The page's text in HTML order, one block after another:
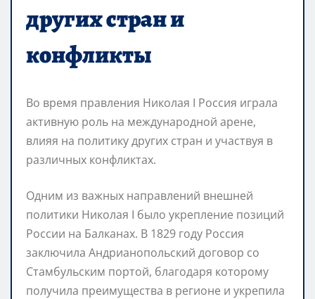
других стран и
конфликты
Во время правления Николая I Россия играла
активную роль на международной арене,
влияя на политику других стран и участвуя в
различных конфликтах.
Одним из важных направлений внешней
политики Николая I было укрепление позиций
России на Балканах. В 1829 году Россия
заключила Андрианопольский договор со
Стамбульским портой, благодаря которому
получила преимущества в регионе и укрепила